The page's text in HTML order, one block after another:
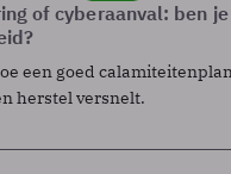
of cyberaanval: ben je
een goed
herstel versnelt.